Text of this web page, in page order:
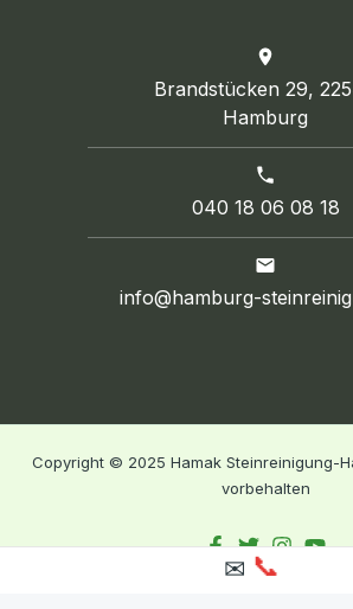
Brandstücken 29,
Hamburg
040 18 06 08 18
info@hamburg-
Copyright © 2025 Hamak Steinreinigung-
vorbehalten
✉ 📞